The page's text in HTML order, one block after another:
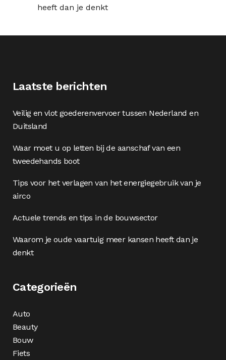
heeft dan je denkt
Laatste berichten
Veilig en vlot goederenvervoer tussen Nederland en
Duitsland
Waar moet u op letten bij de aanschaf van een
tweedehands boot
Tips voor het verlagen van het energiegebruik van je
airco
Actuele trends en tips in de bouwsector
Waarom je oude vaartuig meer kansen heeft dan je
denkt
Categorieën
Auto
Beauty
Bouw
Fiets